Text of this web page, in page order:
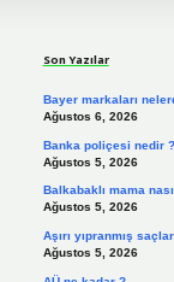
Son Yazılar
Bayer markaları
Ağustos 6, 2026
Banka poliçesi nedir ?
Ağustos 5, 2026
Balkabaklı mama
Ağustos 5, 2026
Aşırı yıpranmış
Ağustos 5, 2026